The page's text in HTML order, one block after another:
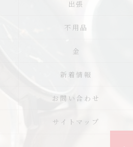
出張
不用品
金
新着情報
お問い合わせ
サイトマップ